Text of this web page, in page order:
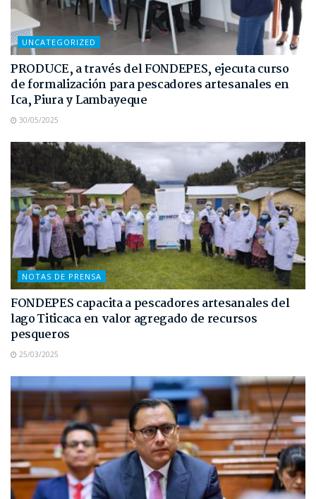
UNCATEGORIZED
PRODUCE, a través del FONDEPES, ejecuta curso
de formalización para pescadores artesanales en
Ica, Piura y Lambayeque
30/05/2025
NOTAS DE PRENSA
FONDEPES capacita a pescadores artesanales del
lago Titicaca en valor agregado de recursos
pesqueros
25/03/2025